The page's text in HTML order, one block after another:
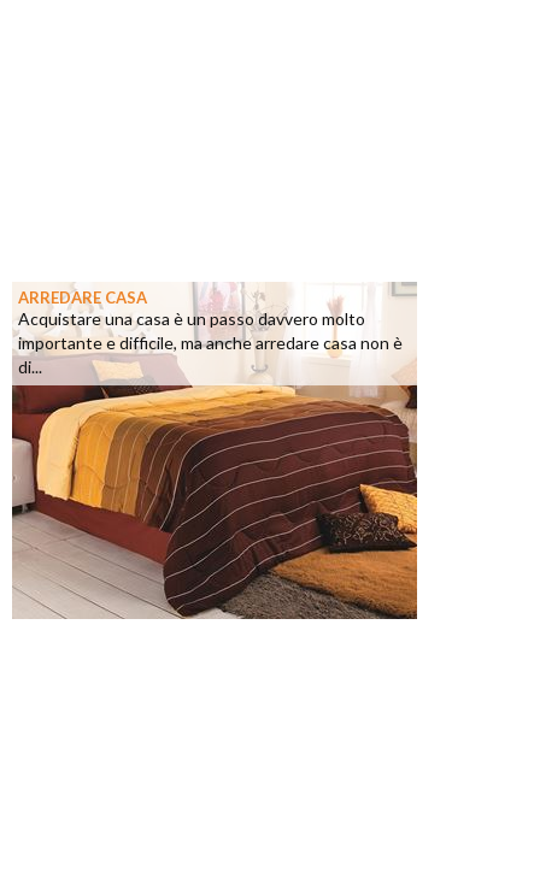
ARREDARE CASA
Acquistare una casa è un passo davvero molto
importante e difficile, ma anche arredare casa non è
di...